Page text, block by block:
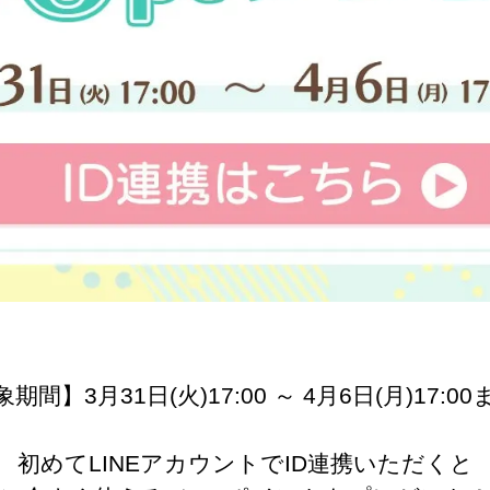
期間】3月31日(火)17:00 ～ 4月6日(月)17:00
初めてLINEアカウントでID連携いただくと